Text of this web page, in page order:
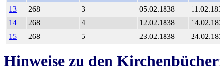
13
268 3 05.02.1838
14
268 4 12.02.1838
15
268 5 23.02.1838
Hinweise zu den